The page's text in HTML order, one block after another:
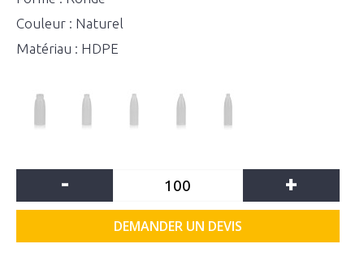
Couleur : Naturel
Matériau : HDPE
- +
DEMANDER UN DEVIS